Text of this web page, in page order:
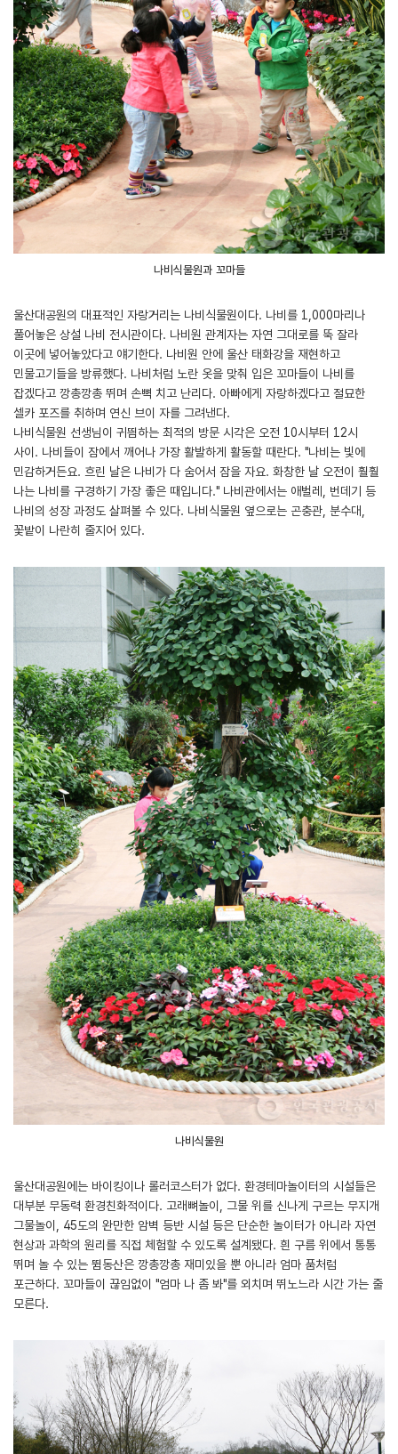
나비식물원과 꼬마들
울산대공원의 대표적인 자랑거리는 나비식물원이다. 나비를 1,000마리나
풀어놓은 상설 나비 전시관이다. 나비원 관계자는 자연 그대로를 뚝 잘라
이곳에 넣어놓았다고 얘기한다. 나비원 안에 울산 태화강을 재현하고
민물고기들을 방류했다. 나비처럼 노란 옷을 맞춰 입은 꼬마들이 나비를
잡겠다고 깡총깡총 뛰며 손뼉 치고 난리다. 아빠에게 자랑하겠다고 절묘한
셀카 포즈를 취하며 연신 브이 자를 그려낸다.
나비식물원 선생님이 귀띔하는 최적의 방문 시각은 오전 10시부터 12시
사이. 나비들이 잠에서 깨어나 가장 활발하게 활동할 때란다. "나비는 빛에
민감하거든요. 흐린 날은 나비가 다 숨어서 잠을 자요. 화창한 날 오전이 훨훨
나는 나비를 구경하기 가장 좋은 때입니다." 나비관에서는 애벌레, 번데기 등
나비의 성장 과정도 살펴볼 수 있다. 나비식물원 옆으로는 곤충관, 분수대,
꽃밭이 나란히 줄지어 있다.
나비식물원
울산대공원에는 바이킹이나 롤러코스터가 없다. 환경테마놀이터의 시설들은
대부분 무동력 환경친화적이다. 고래뼈놀이, 그물 위를 신나게 구르는 무지개
그물놀이, 45도의 완만한 암벽 등반 시설 등은 단순한 놀이터가 아니라 자연
현상과 과학의 원리를 직접 체험할 수 있도록 설계됐다. 흰 구름 위에서 통통
뛰며 놀 수 있는 뜀동산은 깡총깡총 재미있을 뿐 아니라 엄마 품처럼
포근하다. 꼬마들이 끊임없이 "엄마 나 좀 봐"를 외치며 뛰노느라 시간 가는 줄
모른다.